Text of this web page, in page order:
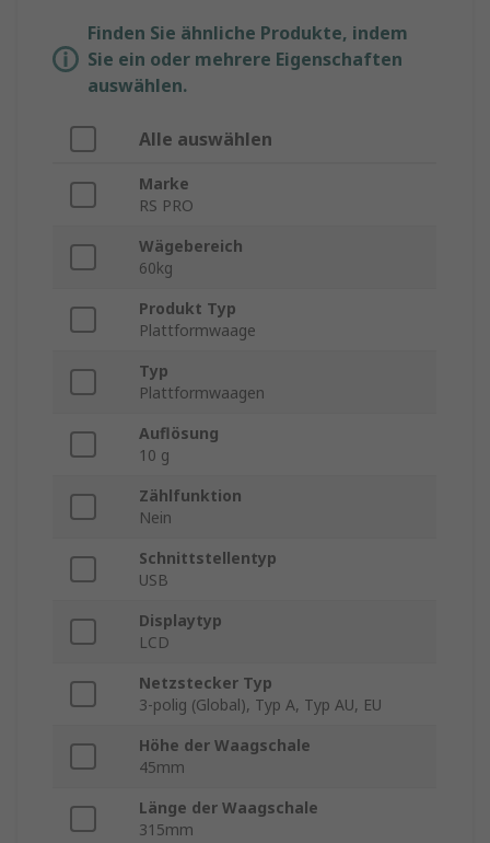
Finden Sie ähnliche Produkte, indem
Sie ein oder mehrere Eigenschaften
auswählen.
Alle auswählen
Marke
RS PRO
Wägebereich
60kg
Produkt Typ
Plattformwaage
Typ
Plattformwaagen
Auflösung
10 g
Zählfunktion
Nein
Schnittstellentyp
USB
Displaytyp
LCD
Netzstecker Typ
3-polig (Global), Typ A, Typ AU, EU
Höhe der Waagschale
45mm
Länge der Waagschale
315mm